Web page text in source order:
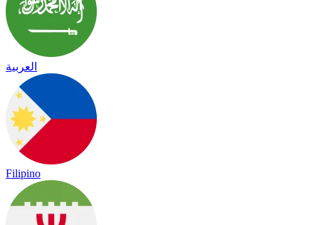
العربية
Filipino